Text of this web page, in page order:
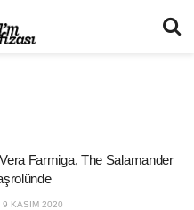
Farmiga, The Salamander
9 KASIM 2020